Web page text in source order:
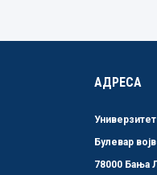
АДРЕСА
Булевар
78000 Бања